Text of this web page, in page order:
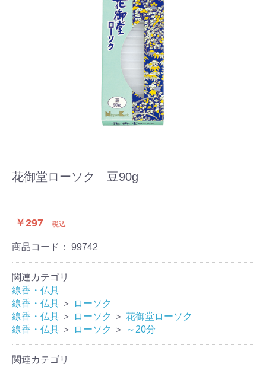
花御堂ローソク 豆90g
￥297 税込
商品コード： 99742
関連カテゴリ
線香・仏具
線香・仏具 ＞
ローソク
線香・仏具 ＞ ローソク ＞ 花御堂ローソク
線香・仏具 ＞ ローソク ＞ ～20分
関連カテゴリ